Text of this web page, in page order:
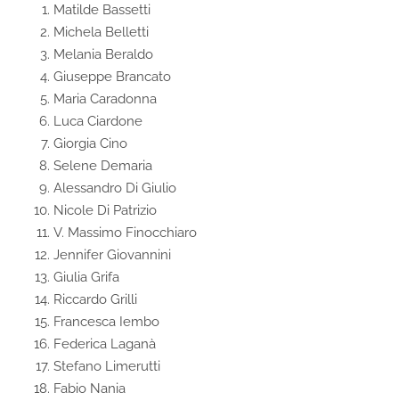
Matilde Bassetti
Michela Belletti
Melania Beraldo
Giuseppe Brancato
Maria Caradonna
Luca Ciardone
Giorgia Cino
Selene Demaria
Alessandro Di Giulio
Nicole Di Patrizio
V. Massimo Finocchiaro
Jennifer Giovannini
Giulia Grifa
Riccardo Grilli
Francesca Iembo
Federica Laganà
Stefano Limerutti
Fabio Nania